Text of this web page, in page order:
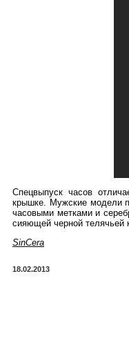
Спецвыпуск часов
крышке. Мужские модели
часовыми метками и
сияющей черной телячьей
SinCera
18.02.2013